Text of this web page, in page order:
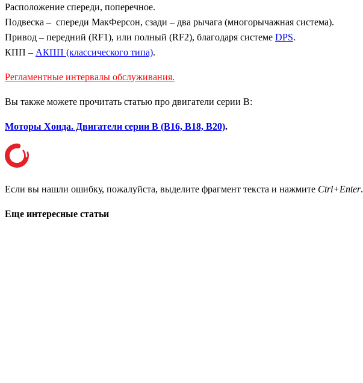
Расположение спереди, поперечное.
Подвеска – спереди МакФерсон, сзади – два рычага (многорычажная система).
Привод – передний (RF1), или полный (RF2), благодаря системе DPS.
КПП – АКПП (классического типа).
Регламентные интервалы обслуживания.
Вы также можете прочитать статью про двигатели серии B:
Моторы Хонда. Двигатели серии B (B16, B18, B20).
Если вы нашли ошибку, пожалуйста, выделите фрагмент текста и нажмите Ctrl+Enter.
Еще интересные статьи